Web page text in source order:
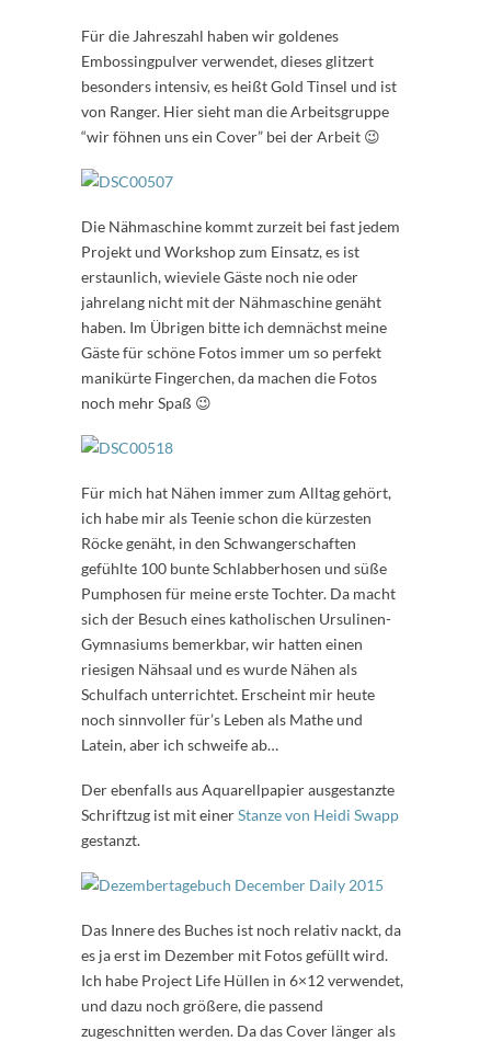
Für die Jahreszahl haben wir goldenes
Embossingpulver verwendet, dieses glitzert
besonders intensiv, es heißt Gold Tinsel und ist
von Ranger. Hier sieht man die Arbeitsgruppe
“wir föhnen uns ein Cover” bei der Arbeit 😉
Die Nähmaschine kommt zurzeit bei fast jedem
Projekt und Workshop zum Einsatz, es ist
erstaunlich, wieviele Gäste noch nie oder
jahrelang nicht mit der Nähmaschine genäht
haben. Im Übrigen bitte ich demnächst meine
Gäste für schöne Fotos immer um so perfekt
manikürte Fingerchen, da machen die Fotos
noch mehr Spaß 😉
Für mich hat Nähen immer zum Alltag gehört,
ich habe mir als Teenie schon die kürzesten
Röcke genäht, in den Schwangerschaften
gefühlte 100 bunte Schlabberhosen und süße
Pumphosen für meine erste Tochter. Da macht
sich der Besuch eines katholischen Ursulinen-
Gymnasiums bemerkbar, wir hatten einen
riesigen Nähsaal und es wurde Nähen als
Schulfach unterrichtet. Erscheint mir heute
noch sinnvoller für’s Leben als Mathe und
Latein, aber ich schweife ab…
Der ebenfalls aus Aquarellpapier ausgestanzte
Schriftzug ist mit einerStanze von Heidi Swapp
gestanzt.
Das Innere des Buches ist noch relativ nackt, da
es ja erst im Dezember mit Fotos gefüllt wird.
Ich habe Project Life Hüllen in 6×12 verwendet,
und dazu noch größere, die passend
zugeschnitten werden. Da das Cover länger als